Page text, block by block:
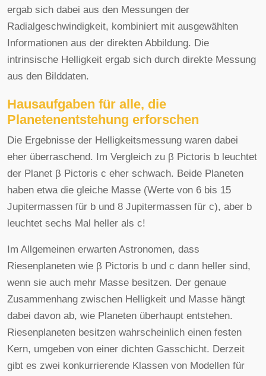
ergab sich dabei aus den Messungen der
Radialgeschwindigkeit, kombiniert mit ausgewählten
Informationen aus der direkten Abbildung. Die
intrinsische Helligkeit ergab sich durch direkte Messung
aus den Bilddaten.
Hausaufgaben für alle, die
Planetenentstehung erforschen
Die Ergebnisse der Helligkeitsmessung waren dabei
eher überraschend. Im Vergleich zu β Pictoris b leuchtet
der Planet β Pictoris c eher schwach. Beide Planeten
haben etwa die gleiche Masse (Werte von 6 bis 15
Jupitermassen für b und 8 Jupitermassen für c), aber b
leuchtet sechs Mal heller als c!
Im Allgemeinen erwarten Astronomen, dass
Riesenplaneten wie β Pictoris b und c dann heller sind,
wenn sie auch mehr Masse besitzen. Der genaue
Zusammenhang zwischen Helligkeit und Masse hängt
dabei davon ab, wie Planeten überhaupt entstehen.
Riesenplaneten besitzen wahrscheinlich einen festen
Kern, umgeben von einer dichten Gasschicht. Derzeit
gibt es zwei konkurrierende Klassen von Modellen für